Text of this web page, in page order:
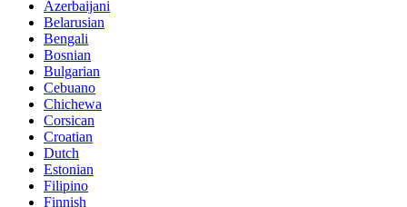
Azerbaijani
Belarusian
Bengali
Bosnian
Bulgarian
Cebuano
Chichewa
Corsican
Croatian
Dutch
Estonian
Filipino
Finnish